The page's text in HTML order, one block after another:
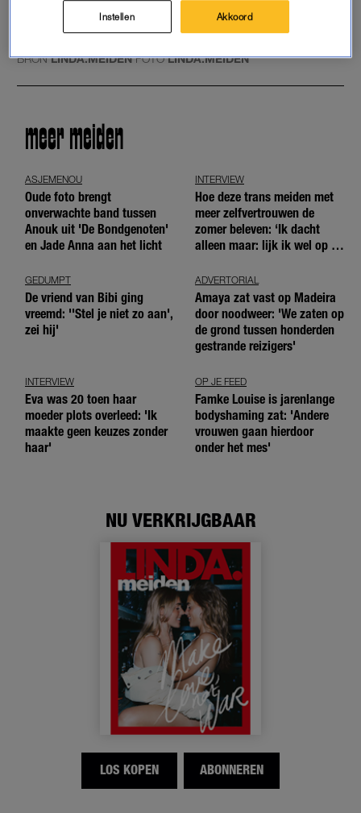
GOED ARTIKEL? DELEN MAAR.
BRONLINDA.MEIDENFOTOLINDA.MEIDEN
meer meiden
ASJEMENOU
Oude foto brengt
onverwachte band tussen
Anouk uit 'De Bondgenoten'
en Jade Anna aan het licht
INTERVIEW
Hoe deze trans meiden met
meer zelfvertrouwen de
zomer beleven: ‘Ik dacht
alleen maar: lijk ik wel op de
GEDUMPT
De vriend van Bibi ging
vreemd: ''Stel je niet zo aan',
zei hij'
ADVERTORIAL
Amaya zat vast op Madeira
door noodweer: 'We zaten op
de grond tussen honderden
gestrande reizigers'
INTERVIEW
Eva was 20 toen haar
moeder plots overleed: 'Ik
maakte geen keuzes zonder
haar'
OP JE FEED
Famke Louise is jarenlange
bodyshaming zat: 'Andere
vrouwen gaan hierdoor
onder het mes'
NU VERKRIJGBAAR
LOS KOPEN ABONNEREN
Instellen Akkoord